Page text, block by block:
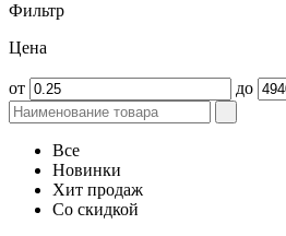
Фильтр
Цена
от до
Все
Новинки
Хит продаж
Со скидкой